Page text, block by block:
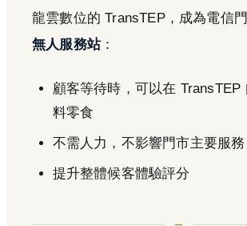
龍雲數位的 TransTEP，成為電信
無人服務站：
顧客等待時，可以在 TransTEP
料零食
不需人力，不影響門市主要服務
提升整體候客體驗評分